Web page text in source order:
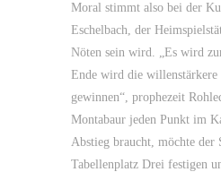
Moral stimmt also bei der
Eschelbach, der
Nöten sein wird. „Es wird
Ende wird die willenstärkere
gewinnen“, prophezeit
Montabaur jeden Punkt im
Abstieg braucht, möchte der
Tabellenplatz Drei festigen